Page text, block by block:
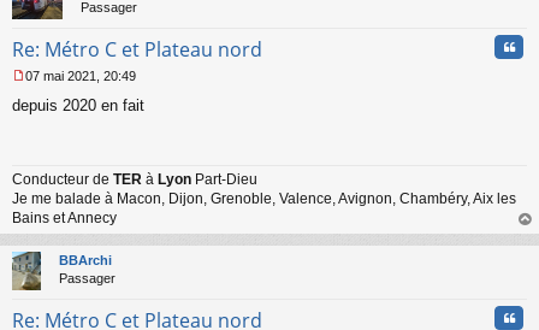
Passager
Re: Métro C et Plateau nord
e
g
e
n
o
n
l
u
07 mai 2021, 20:49
depuis 2020 en fait
Conducteur de TER à Lyon Part-Dieu
Je me balade à Macon, Dijon, Grenoble, Valence, Avignon, Chambéry, Aix les
Bains et Annecy
au
BBArchi
Passager
Re: Métro C et Plateau nord